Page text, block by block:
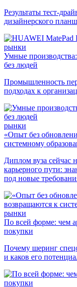
Результаты тест-
дизайнерского
рынки
Умные
без людей
Промышленность
подходах к
рынки
«Опыт без
системному
Диплом вуза сейчас
карьерного пути:
под новые
рынки
По всей форме: чем
покупки
Почему шеринг
и каков его